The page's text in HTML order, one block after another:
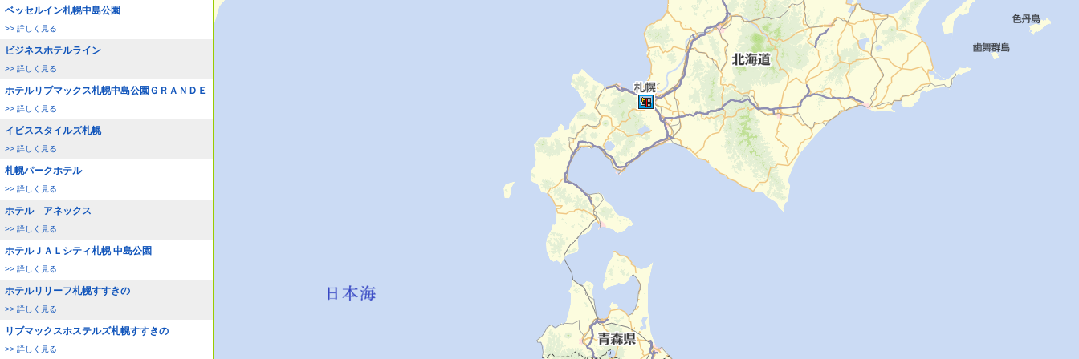
ベッセルイン札幌中島公園
>> 詳しく見る
ビジネスホテルライン
>> 詳しく見る
ホテルリブマックス札幌中島公園ＧＲＡＮＤＥ
>> 詳しく見る
イビススタイルズ札幌
>> 詳しく見る
札幌パークホテル
>> 詳しく見る
ホテル アネックス
>> 詳しく見る
ホテルＪＡＬシティ札幌 中島公園
>> 詳しく見る
ホテルリリーフ札幌すすきの
>> 詳しく見る
リブマックスホステルズ札幌すすきの
>> 詳しく見る